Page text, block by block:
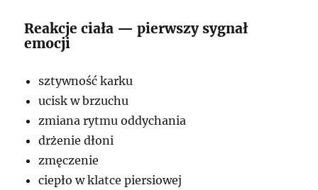
Reakcje ciała — pierwszy sygnał
emocji
sztywność karku
ucisk w brzuchu
zmiana rytmu oddychania
drżenie dłoni
zmęczenie
ciepło w klatce piersiowej